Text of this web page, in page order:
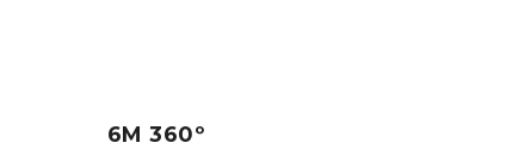
6M 360º